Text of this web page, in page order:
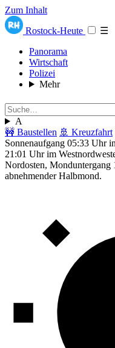
Zum Inhalt
Rostock-Heute
☰
Panorama
Wirtschaft
Polizei
Mehr
A
🚧 Baustellen 🚢 Kreuzfahrt
Sonnenaufgang 05:33 Uhr
21:01 Uhr im
Nordosten,
abnehmender Halbmond.